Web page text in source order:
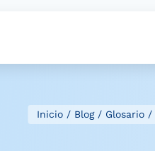
Inicio/ Blog/ Glosario/